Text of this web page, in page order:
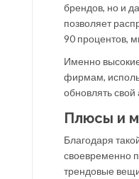
брендов, но и
позволяет
90 процентов,
Именно
фирмам,
обновлять
Плюсы и
Благодаря
своевременно
трендовые